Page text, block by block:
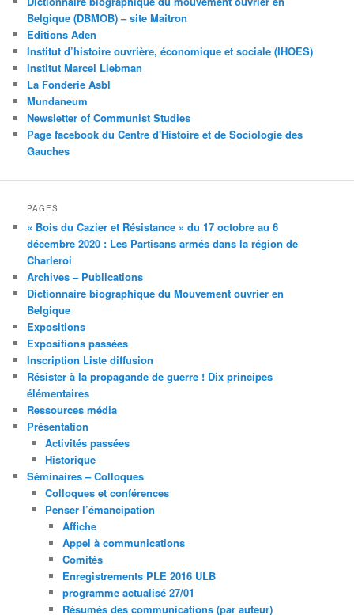
Belgique (DBMOB) – site Maitron
Editions Aden
Institut d’histoire ouvrière, économique et sociale (IHOES)
Institut Marcel Liebman
La Fonderie Asbl
Mundaneum
Newsletter of Communist Studies
Page facebook du Centre d'Histoire et de Sociologie des
Gauches
PAGES
« Bois du Cazier et Résistance » du 17 octobre au 6
décembre 2020 : Les Partisans armés dans la région de
Charleroi
Archives – Publications
Dictionnaire biographique du Mouvement ouvrier en
Belgique
Expositions
Expositions passées
Inscription Liste diffusion
Résister à la propagande de guerre ! Dix principes
élémentaires
Ressources média
Présentation
Activités passées
Historique
Séminaires – Colloques
Colloques et conférences
Penser l’émancipation
Affiche
Appel à communications
Comités
Enregistrements PLE 2016 ULB
programme actualisé 27/01
Résumés des communications (par auteur)